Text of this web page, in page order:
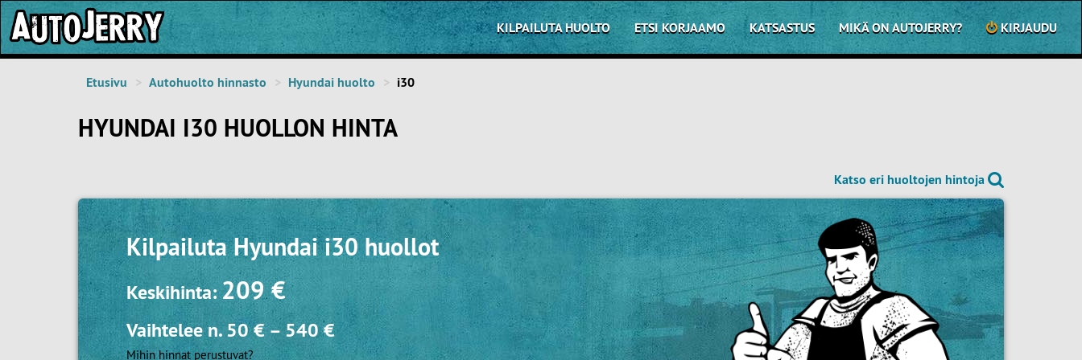
KILPAILUTA HUOLTO ETSI KORJAAMO KATSASTUS MIKÄ ON AUTOJERRY? KIRJAUDU
Etusivu Autohuolto hinnasto Hyundai huolto i30
HYUNDAI I30 HUOLLON HINTA
Katso eri huoltojen hintoja
KilpailutaHyundai i30 huollot
Keskihinta:209 €
Vaihtelee n.50 €– 540 €
Mihin hinnat perustuvat?